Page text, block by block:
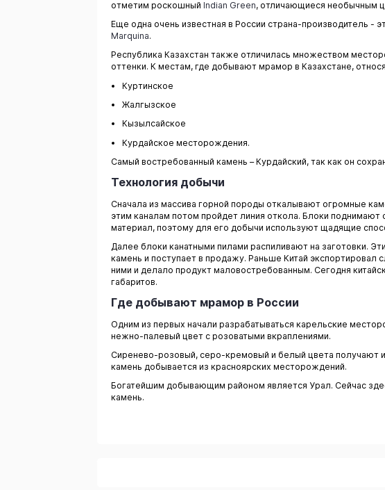
отметим роскошныйIndian Green, отличающиеся необычным
Еще одна очень известная в России страна-производитель -
Marquina.
Республика Казахстан также отличилась множеством
оттенки. К местам, где добывают мрамор в Казахстане,
Куртинское
Жалгызское
Кызылсайское
Курдайское месторождения.
Самый востребованный камень – Курдайский, так как он
Технология добычи
Сначала из массива горной породы откалывают огромные
этим каналам потом пройдет линия откола. Блоки
материал, поэтому для его добычи используют щадящие
Далее блоки канатными пилами распиливают на заготовки.
камень и поступает в продажу. Раньше Китай экспортировал
ними и делало продукт маловостребованным. Сегодня
габаритов.
Где добывают мрамор в России
Одним из первых начали разрабатываться карельские
нежно-палевый цвет с розоватыми вкраплениями.
Сиренево-розовый, серо-кремовый и белый цвета получают
камень добывается из красноярских месторождений.
Богатейшим добывающим районом является Урал. Сейчас
камень.